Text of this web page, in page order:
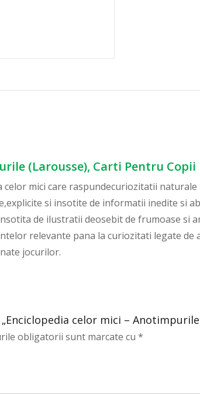
(Larousse), Carti Pentru Copii
celor mici care raspundecuriozitatii
si insotite de informatii inedite si
de ilustratii deosebit de frumoase si
relevante pana la curiozitati legate de
jocurilor.
celor mici –
obligatorii sunt marcate cu*